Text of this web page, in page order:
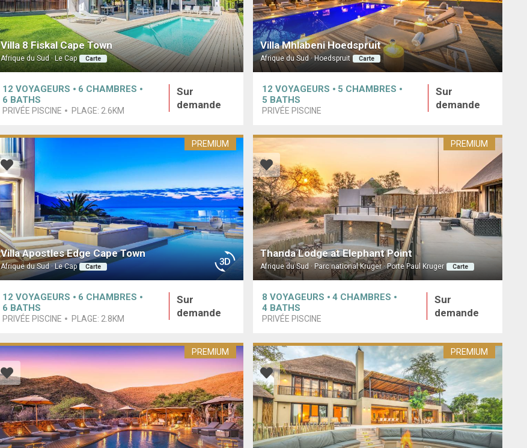
Villa 8 Fiskal Cape Town
Afrique du Sud · Le Cap Carte
12VOYAGEURS 6 CHAMBRES
6 BATHS
PRIVÉE PISCINE PLAGE: 2.6KM
Sur
demande
Villa Mhlabeni Hoedspruit
Afrique du Sud · Hoedspruit Carte
12 VOYAGEURS 5 CHAMBRES
5 BATHS
PRIVÉE PISCINE
Sur
demande
Villa Apostles Edge Cape Town
Afrique du Sud · Le Cap Carte
PREMIUM
12VOYAGEURS 6 CHAMBRES
6 BATHS
PRIVÉE PISCINE PLAGE: 2.8KM
Sur
demande
Thanda Lodge at Elephant Point
Afrique du Sud · Parc national Kruger · Porte Paul Kruger Carte
PREMIUM
8 VOYAGEURS 4 CHAMBRES
4 BATHS
PRIVÉE PISCINE
Sur
demande
PREMIUM PREMIUM